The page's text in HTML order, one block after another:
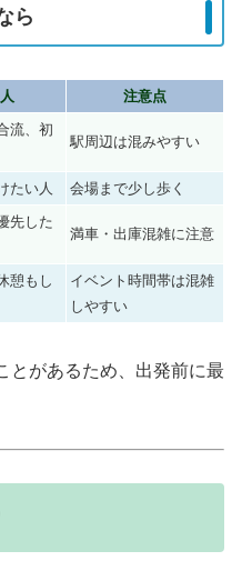
ら
注意点
流、初
駅周辺は混みやすい
たい人 会場まで少し歩く
先した
満車・出庫混雑に注意
憩もし
イベント時間帯は混雑
しやすい
とがあるため、出発前に最